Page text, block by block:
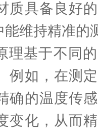
质具备良好
维持精准的
基于不同的
例如，在测
确的温度传
变化，从而